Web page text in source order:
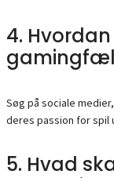
4.
Søg på sociale
deres passion for spil
5. Hvad